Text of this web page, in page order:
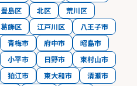
豊島区 北区
荒川区
葛飾区 江戸川区
八王子市
青梅市 府中市
昭島市
小平市 日野市
東村山市
狛江市 東大和市
清瀬市